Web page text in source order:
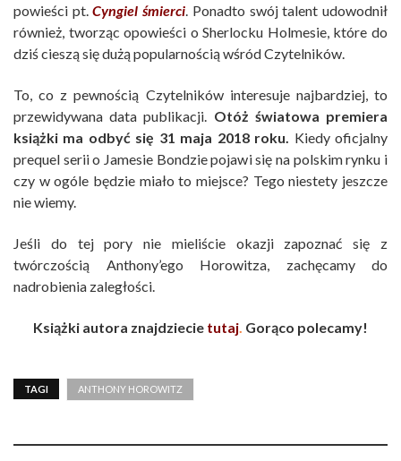
powieści pt.Cyngiel śmierci . Ponadto swój talent udowodnił
również, tworząc opowieści o Sherlocku Holmesie, które do
dziś cieszą się dużą popularnością wśród Czytelników.
To, co z pewnością Czytelników interesuje najbardziej, to
przewidywana data publikacji. Otóż światowa premiera
książki ma odbyć się 31 maja 2018 roku.
Kiedy oficjalny
prequel serii o Jamesie Bondzie pojawi się na polskim rynku i
czy w ogóle będzie miało to miejsce? Tego niestety jeszcze
nie wiemy.
Jeśli do tej pory nie mieliście okazji zapoznać się z
twórczością Anthony’ego Horowitza, zachęcamy do
nadrobienia zaległości.
Książki autora znajdziecie tutaj Gorąco polecamy!
TAGI ANTHONY HOROWITZ